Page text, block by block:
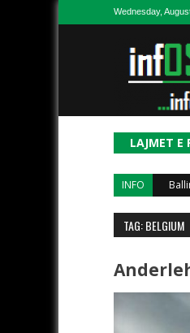
Skip to content
Wednesday,
LAJMET E
INFO
TAG: BELGIUM